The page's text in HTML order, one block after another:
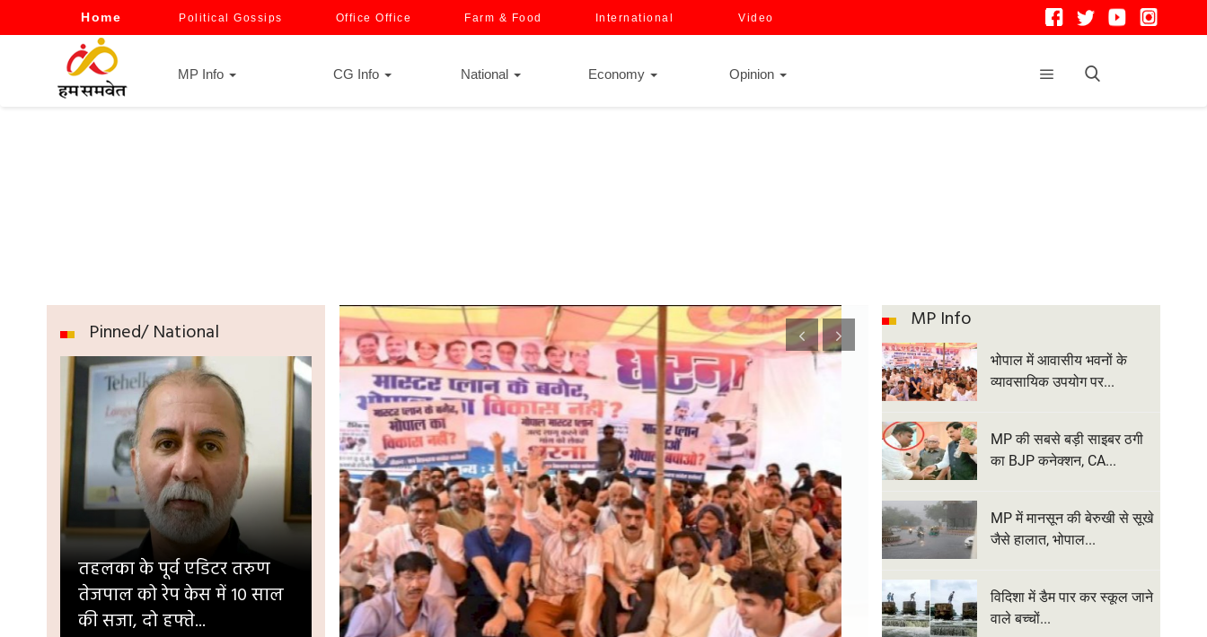
Home Political Gossips Office Office Farm & Food International Video
MP Info CG Info National Economy Opinion
Pinned/ National
तहलका के पूर्व एडिटर तरुण
तेजपाल को रेप केस में 10 साल
की सजा, दो हफ्ते...
MP Info
भोपाल में आवासीय भवनों के
व्यावसायिक उपयोग पर...
MP की सबसे बड़ी साइबर ठगी
का BJP कनेक्शन, CA...
MP में मानसून की बेरुखी से सूखे
जैसे हालात, भोपाल...
विदिशा में डैम पार कर स्कूल जाने
वाले बच्चों...